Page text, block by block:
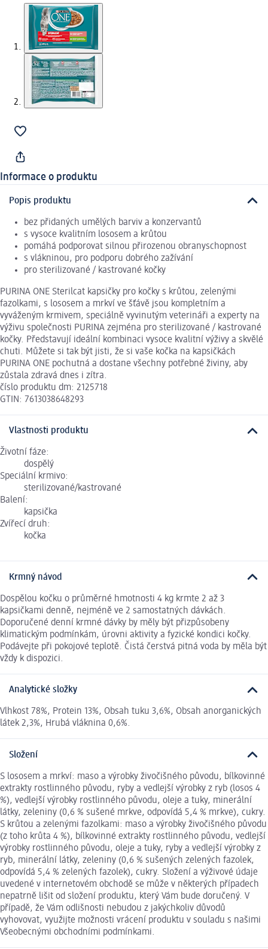
Informace o produktu
Popis produktu
bez přidaných umělých barviv a konzervantů
s vysoce kvalitním lososem a krůtou
pomáhá podporovat silnou přirozenou obranyschopnost
s vlákninou, pro podporu dobrého zažívání
pro sterilizované / kastrované kočky
PURINA ONE Sterilcat kapsičky pro kočky s krůtou, zelenými
fazolkami, s lososem a mrkví ve šťávě jsou kompletním a
vyváženým krmivem, speciálně vyvinutým veterináři a experty na
výživu společnosti PURINA zejména pro sterilizované / kastrované
kočky. Představují ideální kombinaci vysoce kvalitní výživy a skvělé
chuti. Můžete si tak být jisti, že si vaše kočka na kapsičkách
PURINA ONE pochutná a dostane všechny potřebné živiny, aby
zůstala zdravá dnes i zítra.
číslo produktu dm: 2125718
GTIN: 7613038648293
Vlastnosti produktu
Životní fáze:
dospělý
Speciální krmivo:
sterilizované/kastrované
Balení:
kapsička
Zvířecí druh:
kočka
Krmný návod
Dospělou kočku o průměrné hmotnosti 4 kg krmte 2 až 3
kapsičkami denně, nejméně ve 2 samostatných dávkách.
Doporučené denní krmné dávky by měly být přizpůsobeny
klimatickým podmínkám, úrovni aktivity a fyzické kondici kočky.
Podávejte při pokojové teplotě. Čistá čerstvá pitná voda by měla být
vždy k dispozici.
Analytické složky
Vlhkost 78%, Protein 13%, Obsah tuku 3,6%, Obsah anorganických
látek 2,3%, Hrubá vláknina 0,6%.
Složení
S lososem a mrkví: maso a výrobky živočišného původu, bílkovinné
extrakty rostlinného původu, ryby a vedlejší výrobky z ryb (losos 4
%), vedlejší výrobky rostlinného původu, oleje a tuky, minerální
látky, zeleniny (0,6 % sušené mrkve, odpovídá 5,4 % mrkve), cukry.
S krůtou a zelenými fazolkami: maso a výrobky živočišného původu
(z toho krůta 4 %), bílkovinné extrakty rostlinného původu, vedlejší
výrobky rostlinného původu, oleje a tuky, ryby a vedlejší výrobky z
ryb, minerální látky, zeleniny (0,6 % sušených zelených fazolek,
odpovídá 5,4 % zelených fazolek), cukry. Složení a výživové údaje
uvedené v internetovém obchodě se může v některých případech
nepatrně lišit od složení produktu, který Vám bude doručený. V
případě, že Vám odlišnosti nebudou z jakýchkoliv důvodů
vyhovovat, využijte možnosti vrácení produktu v souladu s našimi
Všeobecnými obchodními podmínkami.